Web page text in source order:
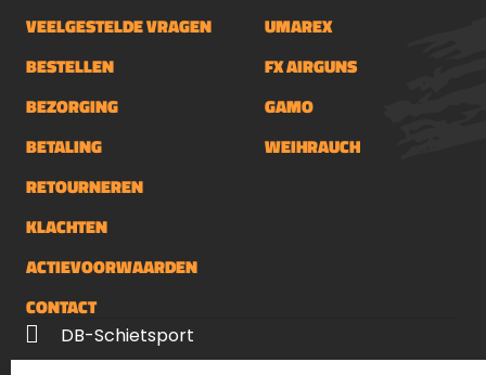
VEELGESTELDE VRAGEN
BESTELLEN
BEZORGING
BETALING
RETOURNEREN
KLACHTEN
ACTIEVOORWAARDEN
CONTACT
UMAREX
FX AIRGUNS
GAMO
WEIHRAUCH
DB-Schietsport